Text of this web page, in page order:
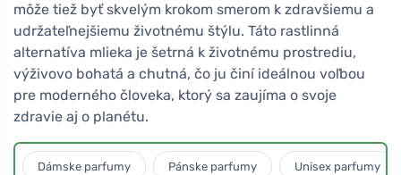
môže tiež byť skvelým krokom smerom k zdravšiemu a
udržateľnejšiemu životnému štýlu. Táto rastlinná
alternatíva mlieka je šetrná k životnému prostrediu,
výživovo bohatá a chutná, čo ju činí ideálnou voľbou
pre moderného človeka, ktorý sa zaujíma o svoje
zdravie aj o planétu.
Dámske parfumy Pánske parfumy Unisex parfumy